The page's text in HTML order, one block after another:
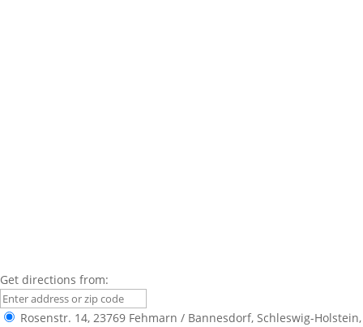
Get directions from:
Rosenstr. 14, 23769 Fehmarn / Bannesdorf, Schleswig-Holstein,